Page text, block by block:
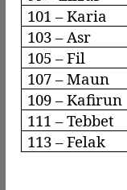
101 – Karia
103 – Asr
105 – Fil
107 – Maun
109 –Kafirun
111 –Tebbet
113 –Felak